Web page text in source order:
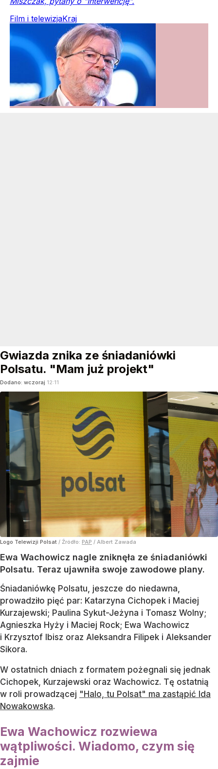
Film i telewizjaKraj
Gwiazda znika ze śniadaniówki
Polsatu. "Mam już projekt"
Dodano: wczoraj 12:11
Logo Telewizji Polsat / Źródło: PAP / Albert Zawada
Ewa Wachowicz nagle zniknęła ze śniadaniówki
Polsatu. Teraz ujawniła swoje zawodowe plany.
Śniadaniówkę Polsatu, jeszcze do niedawna,
prowadziło pięć par: Katarzyna Cichopek i Maciej
Kurzajewski; Paulina Sykut-Jeżyna i Tomasz Wolny;
Agnieszka Hyży i Maciej Rock; Ewa Wachowicz
i Krzysztof Ibisz oraz Aleksandra Filipek i Aleksander
Sikora.
W ostatnich dniach z formatem pożegnali się jednak
Cichopek, Kurzajewski oraz Wachowicz. Tę ostatnią
w roli prowadzącej "Halo, tu Polsat" ma zastąpić Ida
Nowakowska.
Ewa Wachowicz rozwiewa
wątpliwości. Wiadomo, czym się
zajmie